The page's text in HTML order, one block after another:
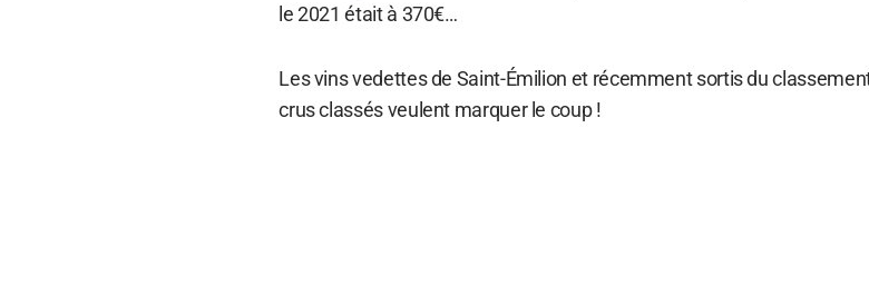
le 2021 était à 370€…
Les vins vedettes de Saint-Émilion et récemment sortis du
crus classés veulent marquer le coup !